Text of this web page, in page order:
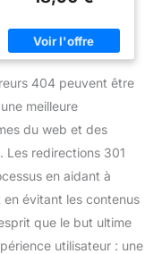
404 peuvent être
meilleure
du web et des
Les redirections 301
en aidant à
en évitant les contenus
que le but ultime
utilisateur : une